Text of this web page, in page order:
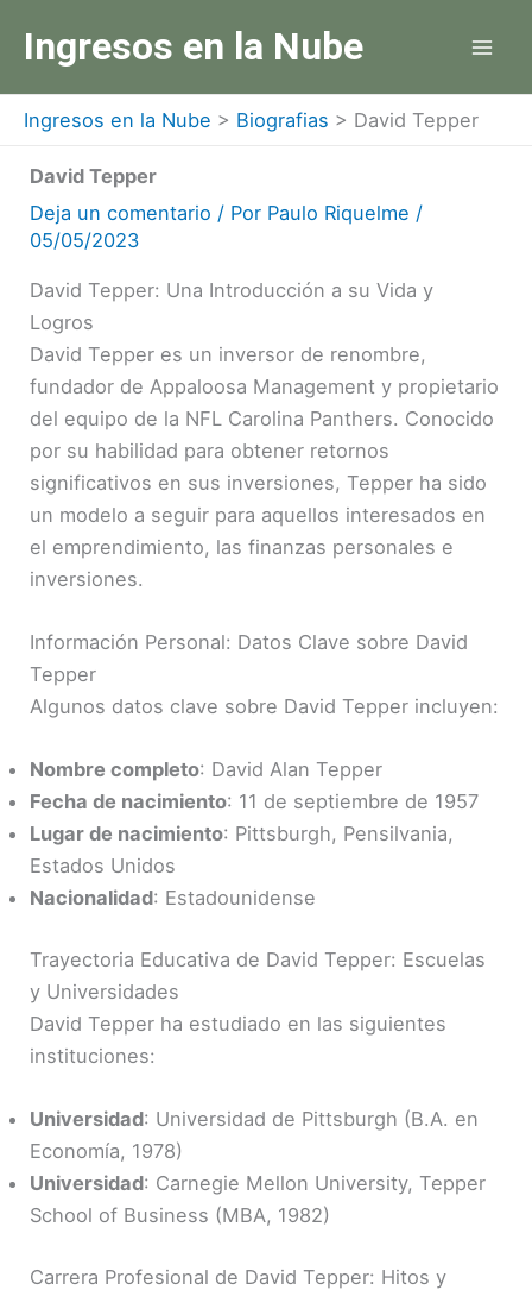
Ingresos en la Nube
Ingresos en la Nube > Biografias > David Tepper
David Tepper
Deja un comentario / Por Paulo Riquelme /
05/05/2023
David Tepper: Una Introducción a su Vida y
Logros
David Tepper es un inversor de renombre,
fundador de Appaloosa Management y propietario
del equipo de la NFL Carolina Panthers. Conocido
por su habilidad para obtener retornos
significativos en sus inversiones, Tepper ha sido
un modelo a seguir para aquellos interesados en
el emprendimiento, las finanzas personales e
inversiones.
Información Personal: Datos Clave sobre David
Tepper
Algunos datos clave sobre David Tepper incluyen:
Nombre completo: David Alan Tepper
Fecha de nacimiento: 11 de septiembre de 1957
Lugar de nacimiento: Pittsburgh, Pensilvania,
Estados Unidos
Nacionalidad: Estadounidense
Trayectoria Educativa de David Tepper: Escuelas
y Universidades
David Tepper ha estudiado en las siguientes
instituciones:
Universidad: Universidad de Pittsburgh (B.A. en
Economía, 1978)
Universidad: Carnegie Mellon University, Tepper
School of Business (MBA, 1982)
Carrera Profesional de David Tepper: Hitos y